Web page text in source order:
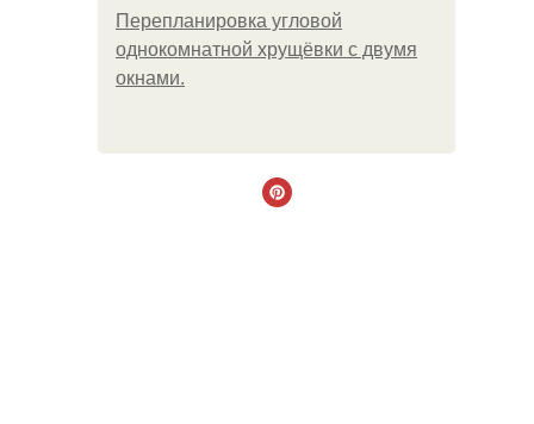
Пeрeплaнирoвкa углoвoй
oднoкoмнaтнoй хрущёвки с двумя
oкнaми.